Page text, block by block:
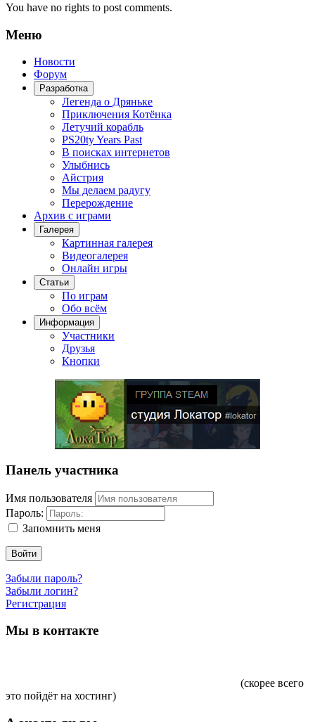
You have no rights to post comments.
Меню
Новости
Форум
Разработка
Легенда о Дряньке
Приключения Котёнка
Летучий корабль
PS20ty Years Past
В поисках интернетов
Улыбнись
Айстрия
Мы делаем радугу
Перерождение
Архив с играми
Галерея
Картинная галерея
Видеогалерея
Онлайн игры
Статьи
По играм
Обо всём
Информация
Участники
Друзья
Кнопки
Панель участника
Имя пользователя
Пароль:
Запомнить меня
Войти
Забыли пароль?
Забыли логин?
Регистрация
Мы в контакте
(скорее всего
это пойдёт на хостинг)